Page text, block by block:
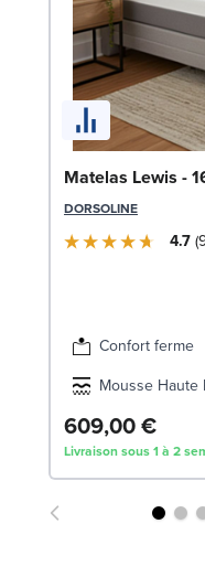
Matelas Lewis -
DORSOLINE
4.7
Confort ferme
Mousse Haute
609,00 €
Livraison sous 1 à 2